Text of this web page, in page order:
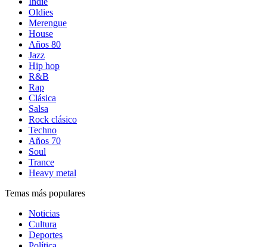
Oldies
Merengue
House
Años 80
Jazz
Hip hop
R&B
Rap
Clásica
Salsa
Rock clásico
Techno
Años 70
Soul
Trance
Heavy metal
Temas más populares
Noticias
Cultura
Deportes